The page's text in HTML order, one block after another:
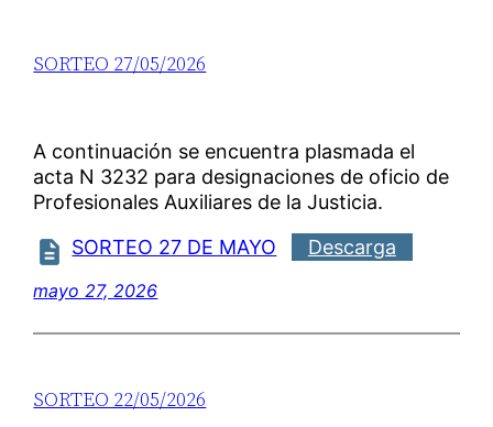
SORTEO 27/05/2026
A continuación se encuentra plasmada el
acta N 3232 para designaciones de oficio de
Profesionales Auxiliares de la Justicia.
SORTEO 27 DE MAYO
Descarga
mayo 27, 2026
SORTEO 22/05/2026